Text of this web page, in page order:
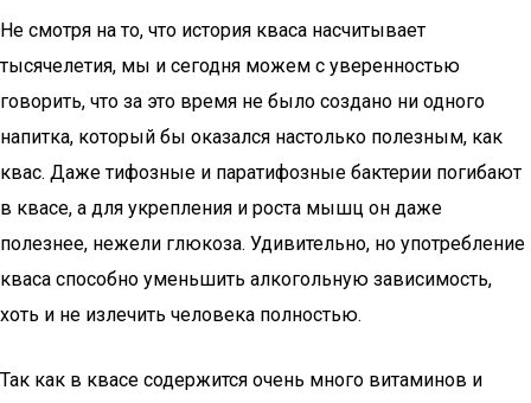
Не смотря на то, что история кваса насчитывает
тысячелетия, мы и сегодня можем с уверенностью
говорить, что за это время не было создано ни одного
напитка, который бы оказался настолько полезным, как
квас. Даже тифозные и паратифозные бактерии погибают
в квасе, а для укрепления и роста мышц он даже
полезнее, нежели глюкоза. Удивительно, но употребление
кваса способно уменьшить алкогольную зависимость,
хоть и не излечить человека полностью.
Так как в квасе содержится очень много витаминов и